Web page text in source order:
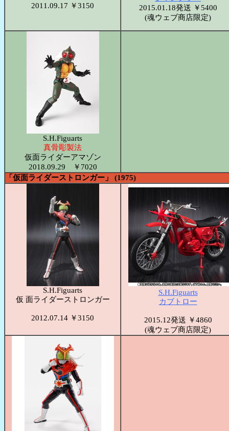
2011.09.17 ￥3150
2015.01.18発送 ￥5400
(魂ウェブ商店限定)
S.H.Figuarts
真骨彫製法
仮面ライダーアマゾン
2018.09.29 ￥7020
「仮面ライダーストロンガー」 (1975)
S.H.Figuarts
仮 面ライダーストロンガー
2012.07.14 ￥3150
S.H.Figuarts
カブトロー
2015.12発送 ￥4860
(魂ウェブ商店限定)